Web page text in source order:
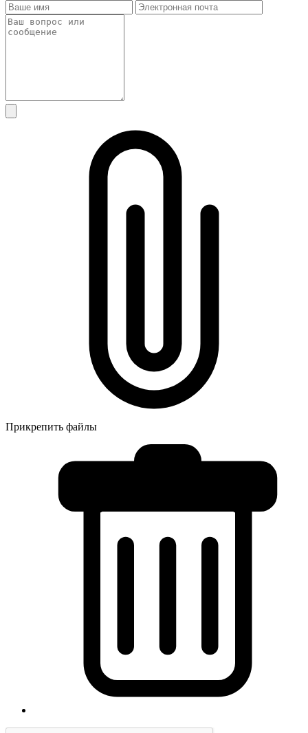
Прикрепить файлы